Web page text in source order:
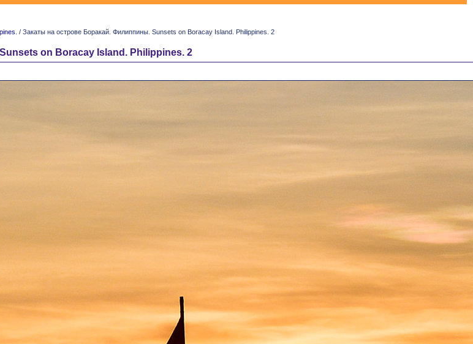
/ Закаты на острове Боракай. Филиппины. Sunsets on Boracay Island. Philippines. 2
on Boracay Island. Philippines. 2